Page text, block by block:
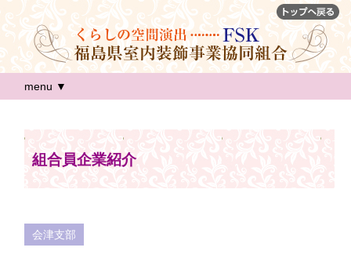
menu ▼
組合員企業紹介
会津支部